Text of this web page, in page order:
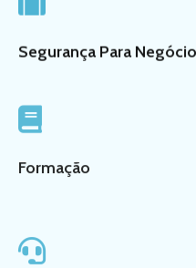
Segurança Para Negócio